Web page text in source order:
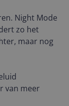
Night Mode
zo het
maar nog
van meer